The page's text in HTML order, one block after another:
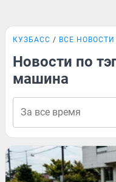
КУЗБАСС ВСЕ НОВОСТИ
Новости по
машина